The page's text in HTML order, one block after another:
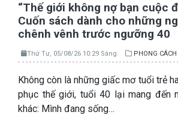
“Thế giới không nợ bạn cuộc
Cuốn sách dành cho những
chênh vênh trước ngưỡng 40
Thứ Tư, 05/08/26 10:29 Sáng PHONG CÁCH
Không còn là những giấc mơ tuổi trẻ
phục thế giới, tuổi 40 lại mang đến
khác: Mình đang sống…